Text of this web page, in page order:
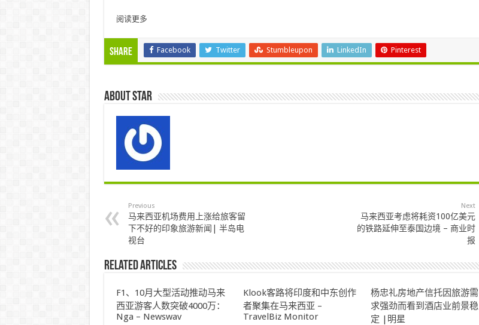
阅读更多
Share Facebook Twitter Stumbleupon LinkedIn Pinterest
About star
Previous
马来西亚机场费用上涨给旅客留
下不好的印象旅游新闻| 半岛电
视台
Next
马来西亚考虑将耗资100亿美元
的铁路延伸至泰国边境 – 商业时
报
Related Articles
F1、10月大型活动推动马来
西亚游客人数突破4000万：
Nga – Newswav
Klook客路将印度和中东创作
者聚集在马来西亚 –
TravelBiz Monitor
杨忠礼房地产信托因旅游需
求强劲而看到酒店业前景稳
定 |明星